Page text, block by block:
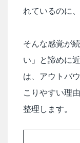
れているのに
そんな感覚が
い」と諦めに
は、アウトバ
こりやすい理
整理します。